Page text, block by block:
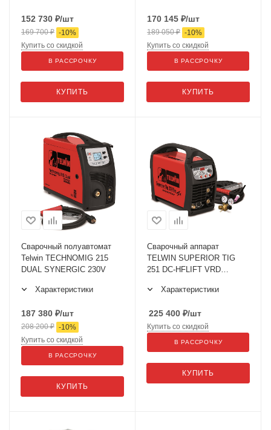
152 730 ₽/шт
169 700₽ -10%
КУПИТЬ
Купить со скидкой
В РАССРОЧКУ
170 145 ₽/шт
189 050₽ -10%
КУПИТЬ
Купить со скидкой
В РАССРОЧКУ
Сварочный полуавтомат
Telwin TECHNOMIG 215
DUAL SYNERGIC 230V
Характеристики
187 380 ₽/шт
208 200₽ -10%
КУПИТЬ
Купить со скидкой
В РАССРОЧКУ
Сварочный аппарат
TELWIN SUPERIOR TIG
251 DC-HFLIFT VRD
Характеристики
225 400 ₽/шт
КУПИТЬ
Купить со скидкой
В РАССРОЧКУ